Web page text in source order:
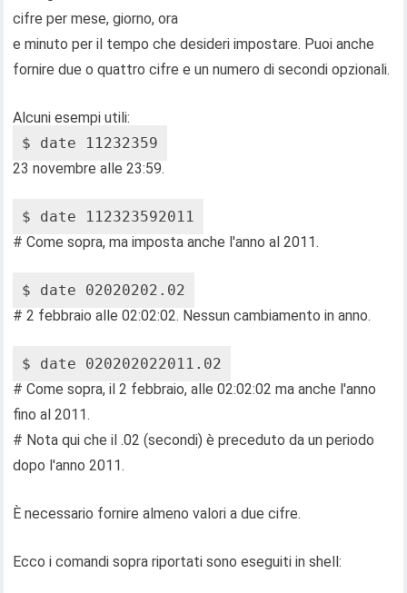
cifre per mese, giorno, ora
e minuto per il tempo che desideri impostare. Puoi anche
fornire due o quattro cifre e un numero di secondi opzionali.
Alcuni esempi utili:
$ date 11232359
23 novembre alle 23:59.
$ date 112323592011
# Come sopra, ma imposta anche l'anno al 2011.
$ date 02020202.02
# 2 febbraio alle 02:02:02. Nessun cambiamento in anno.
$ date 020202022011.02
# Come sopra, il 2 febbraio, alle 02:02:02 ma anche l'anno
fino al 2011.
# Nota qui che il .02 (secondi) è preceduto da un periodo
dopo l'anno 2011.
È necessario fornire almeno valori a due cifre.
Ecco i comandi sopra riportati sono eseguiti in shell: